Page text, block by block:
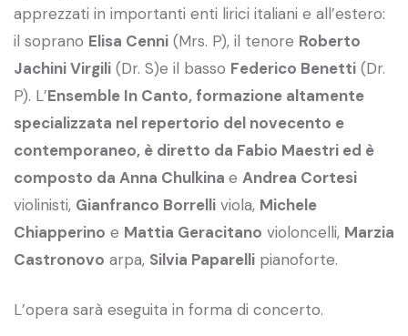
apprezzati in importanti enti lirici italiani e all’estero:
il soprano Elisa Cenni (Mrs. P), il tenore Roberto
Jachini Virgili (Dr. S)e il basso Federico Benetti (Dr.
P). L’Ensemble In Canto, formazione altamente
specializzata nel repertorio del novecento e
contemporaneo, è diretto da Fabio Maestri ed è
composto da Anna Chulkina e Andrea Cortesi
violinisti, Gianfranco Borrelli viola, Michele
Chiapperino e Mattia Geracitano violoncelli, Marzia
Castronovo arpa, Silvia Paparelli pianoforte.
L’opera sarà eseguita in forma di concerto.